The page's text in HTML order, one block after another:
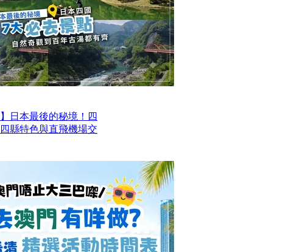
日本最後的秘境！四
縣特色與直飛機場交